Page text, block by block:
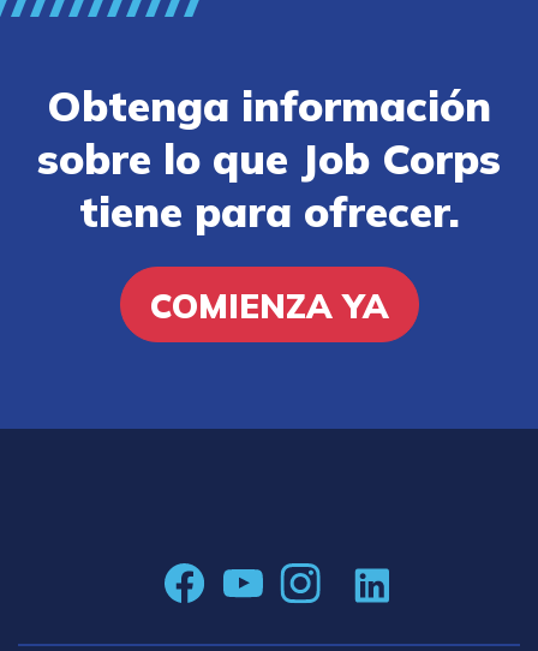
Obtenga información
sobre lo que Job Corps
tiene para ofrecer.
COMIENZA YA